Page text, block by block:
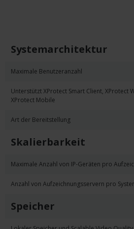
Systemarchitektur
Maximale Benutzeranzahl
Unterstützt XProtect Smart Client, XProtect
XProtect Mobile
Art der Bereitstellung
Skalierbarkeit
Maximale Anzahl von IP-Geräten pro
Anzahl von Aufzeichnungsservern pro
Speicher